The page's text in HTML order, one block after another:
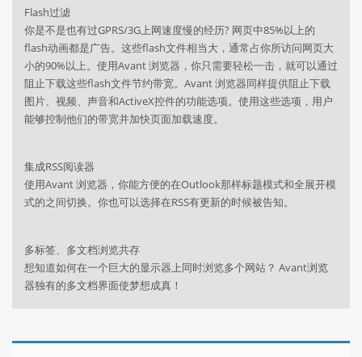
Flash过滤
你是不是也有过GPRS/3G上网速度慢的经历? 网页中85%以上的
flash动画都是广告。这些flash文件相当大，通常占你所访问网页大
小的90%以上。使用Avant 浏览器，你只需要轻松一击，就可以通过
阻止下载这些flash文件节约带宽。Avant 浏览器同样提供阻止下载
图片、视频、声音和ActiveX控件的功能选项。使用这些选项，用户
能够控制他们的带宽并加快页面加载速度。
集成RSS阅读器
使用Avant 浏览器，你能方便的在Outlook那样标题模式和全展开模
式的之间切换。你也可以选择在RSS有更新的时候被告知。
多标签、多文档浏览共存
想知道如何在一个巨大的显示器上同时浏览多个网站？ Avant浏览
器独有的多文档界面使梦想成真！